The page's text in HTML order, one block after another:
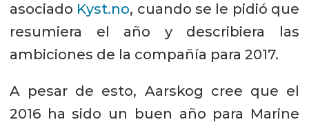
asociado Kyst.no, cuando se le pidió que
resumiera el año y describiera las
ambiciones de la compañía para 2017.
A pesar de esto, Aarskog cree que el
2016 ha sido un buen año para Marine